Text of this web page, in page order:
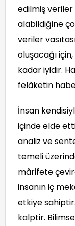
edilmiş
alabildiğine
veriler
oluşacağı
kadar iyidir.
felâketin
İnsan
içinde elde
analiz ve
temeli
mârifete
insanın iç
etkiye
kalptir.